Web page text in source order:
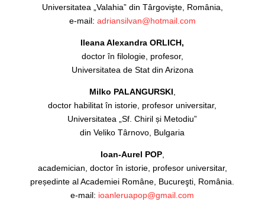
Universitatea „Valahia” din Târgovişte, România,
e-mail: adriansilvan@hotmail.com
Ileana Alexandra ORLICH,
doctor în filologie, profesor,
Universitatea de Stat din Arizona
Milko PALANGURSKI
doctor habilitat în istorie, profesor universitar,
Universitatea „Sf. Chiril și Metodiu”
din Veliko Târnovo, Bulgaria
Ioan-Aurel POP,
academician, doctor în istorie, profesor universitar,
președinte al Acade­miei Române, Bucureşti, România.
e-mail: ioanleruapop@gmail.com